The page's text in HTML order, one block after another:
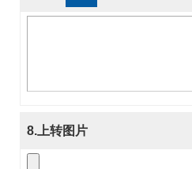
8.上转图片